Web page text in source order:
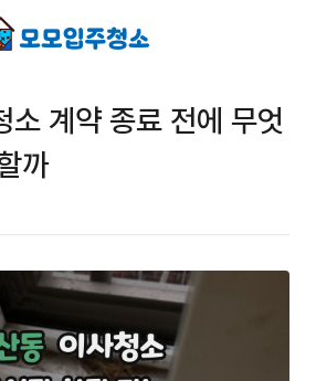
소 계약 종료 전에 무엇
까